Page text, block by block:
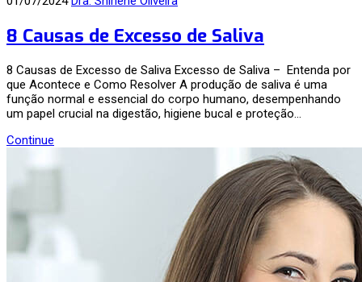
8 Causas de Excesso de Saliva
8 Causas de Excesso de Saliva Excesso de Saliva – Entenda por
que Acontece e Como Resolver A produção de saliva é uma
função normal e essencial do corpo humano, desempenhando
um papel crucial na digestão, higiene bucal e proteção…
Continue